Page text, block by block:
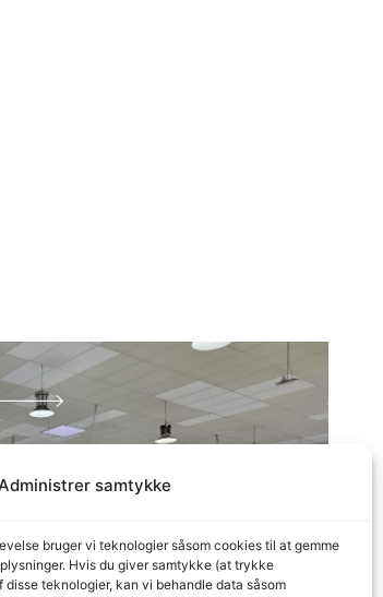
samtykke
bruger vi teknologier såsom cookies til at gemme
Hvis du giver samtykke (at trykke
disse teknologier, kan vi behandle data såsom